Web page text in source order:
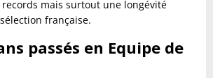
mais surtout une longévité
française.
passés en Equipe de